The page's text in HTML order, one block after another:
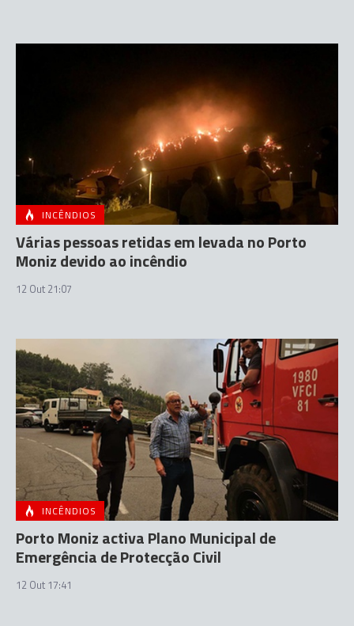
INCÊNDIOS
Várias pessoas retidas em levada no Porto
Moniz devido ao incêndio
12 Out 21:07
INCÊNDIOS
Porto Moniz activa Plano Municipal de
Emergência de Protecção Civil
12 Out 17:41